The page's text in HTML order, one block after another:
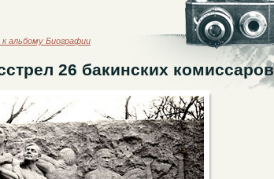
альбому Биографии
26 бакинских комиссаров